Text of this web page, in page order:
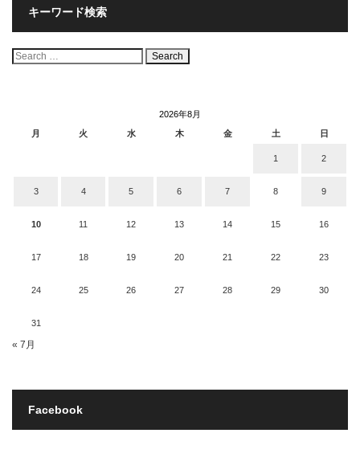
キーワード検索
検
索:
2026年8月
月
火 水 木 金 土 日
1 2
3 4 5 6 7 8 9
10 11 12 13 14 15 16
17 18 19 20 21 22 23
24 25 26 27 28 29 30
31
« 7月
Facebook